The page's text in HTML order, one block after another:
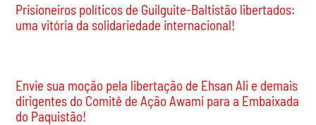
Prisioneiros políticos de Guilguite-Baltistão libertados:
uma vitória da solidariedade internacional!
Envie sua moção pela libertação de Ehsan Ali e demais
dirigentes do Comitê de Ação Awami para a Embaixada
do Paquistão!